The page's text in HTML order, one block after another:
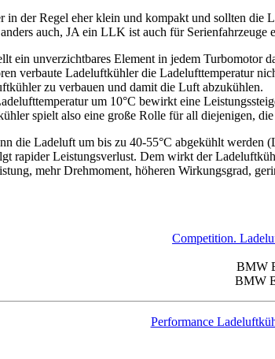
der Regel eher klein und kompakt und sollten die
auch, JA ein LLK ist auch für Serienfahrzeuge
ein unverzichtbares Element in jedem Turbomotor
verbaute Ladeluftkühler die Ladelufttemperatur
zu verbauen und damit die Luft abzukühlen.
um 10°C bewirkt eine
spielt also eine große Rolle für all diejenigen,
die Ladeluft um bis zu 40-55°C abgekühlt
rapider Leistungsverlust. Dem wirkt der
mehr Drehmoment, höheren Wirkungsgrad,
Competition.
BMW
BMW
Performance